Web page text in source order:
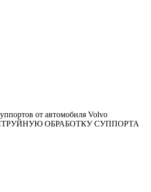
от автомобиля Volvo
ОБРАБОТКУ СУППОРТА